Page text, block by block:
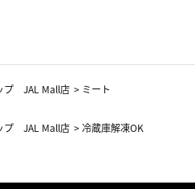
プ JAL Mall店 > ミート
プ JAL Mall店 >冷蔵庫解凍OK